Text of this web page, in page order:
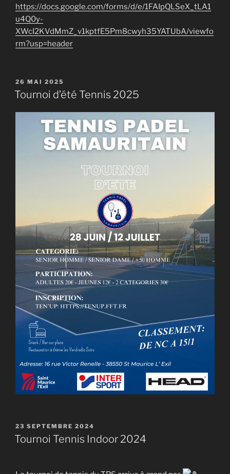
https://docs.google.com/forms/d/e/1FAIpQLSeX_tLA1
u4Q0y-
XWcI2KVdMmZ_v1kptfE5Pm8cwyh35YATUbA/viewfo
rm?usp=header
PUBLIÉ
LE
26 MAI 2025
Tournoi d’été Tennis 2025
PUBLIÉ
LE
23 SEPTEMBRE 2024
Tournoi Tennis Indoor 2024